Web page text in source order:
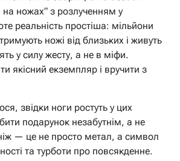
на ножах” з розлученням у
реальність простіша: мільйони
ножі від близьких і живуть
у силу жесту, а не в міфи.
якісний екземпляр і вручити з
звідки ноги ростуть у цих
подарунок незабутнім, а не
— це не просто метал, а символ
та турботи про повсякденне.